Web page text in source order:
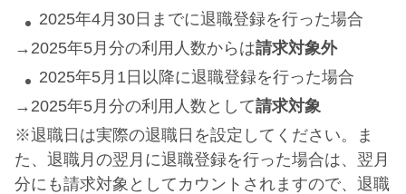
2025年4月30日までに退職登録を行った場合
→2025年5月分の利用人数からは請求対象外
2025年5月1日以降に退職登録を行った場合
→2025年5月分の利用人数として請求対象
※退職日は実際の退職日を設定してください。ま
た、退職月の翌月に退職登録を行った場合は、翌月
分にも請求対象としてカウントされますので、退職